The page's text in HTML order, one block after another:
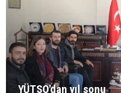
YÜTSO'dan yıl sonu